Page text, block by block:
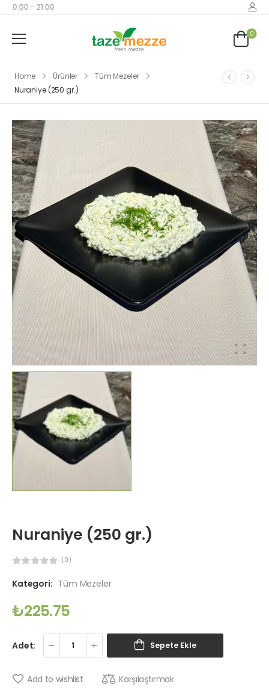
– 21:00
0
Home Ürünler
Tüm Mezeler
Nuraniye (250 gr.)
Nuraniye (250 gr.)
(0)
Kategori: Tüm Mezeler
₺225.75
Adet: Sepete Ekle
Add to wishlist Karşılaştırmak